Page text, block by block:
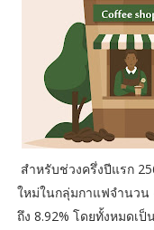
สำหรับช่วงครึ่งปีแรก
ใหม่ในกลุ่มกาแฟจำนวน
ถึง 8.92% โดยทั้งหมดเ